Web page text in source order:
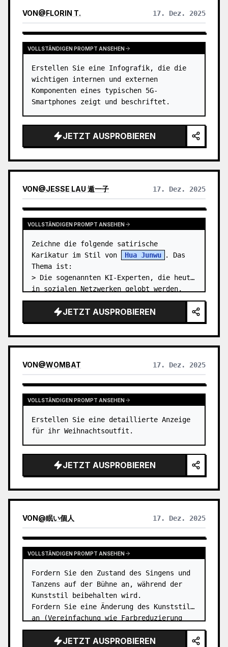
VON@FLORIN T. 17. Dez. 2025
VOLLSTÄNDIGEN PROMPT ANSEHEN
Erstellen Sie eine Infografik, die die
wichtigen internen und externen
Komponenten eines typischen 5G-
Smartphones zeigt und beschriftet.
JETZT AUSPROBIEREN
VON@JESSE LAU 遁一子 17. Dez. 2025
VOLLSTÄNDIGEN PROMPT ANSEHEN
Zeichne die folgende satirische
Karikatur im Stil von
Hua Junwu
. Das
Thema ist:
> Die sogenannten KI-Experten, die heute
in sozialen Netzwerken gelobt werden,
sind nichts weiter als Prompt Kiddies. …
JETZT AUSPROBIEREN
VON@WOMBAT 17. Dez. 2025
VOLLSTÄNDIGEN PROMPT ANSEHEN
Erstellen Sie eine detaillierte Anzeige
für ihr Weihnachtsoutfit.
JETZT AUSPROBIEREN
VON@眠い個人 17. Dez. 2025
VOLLSTÄNDIGEN PROMPT ANSEHEN
Fordern Sie den Zustand des Singens und
Tanzens auf der Bühne an, während der
Kunststil beibehalten wird.
Fordern Sie eine Änderung des Kunststils
an (Vereinfachung wie Farbreduzierung
und Verformung, und die Anforderung, die
Farbpalette in Richtung heller Pas…
JETZT AUSPROBIEREN